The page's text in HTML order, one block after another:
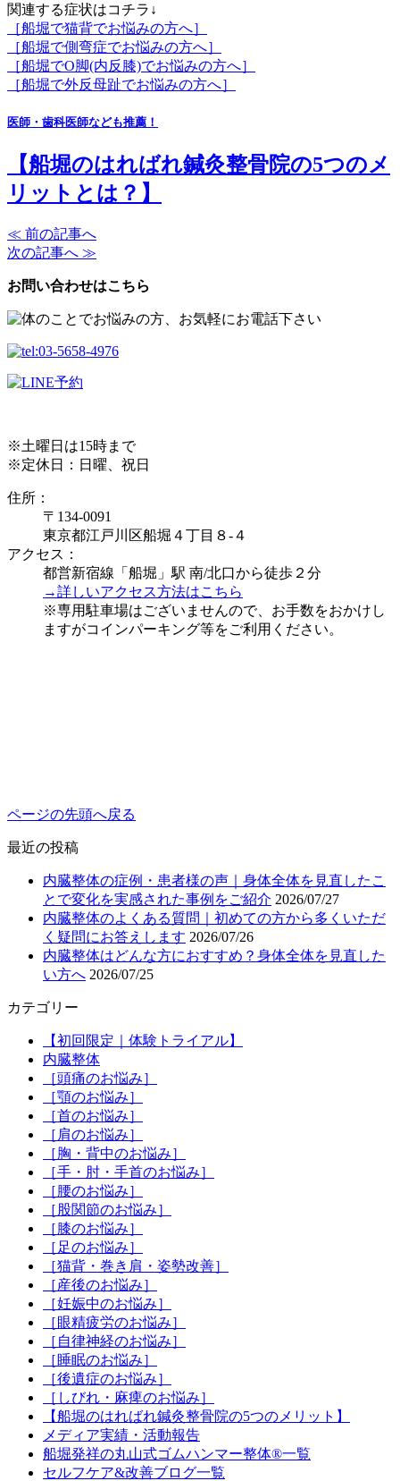
関連する症状はコチラ↓
［船堀で猫背でお悩みの方へ］
［船堀で側弯症でお悩みの方へ］
［船堀でO脚(内反膝)でお悩みの方へ］
［船堀で外反母趾でお悩みの方へ］
医師・歯科医師なども推薦！
【船堀のはればれ鍼灸整骨院の5つのメ
リットとは？】
≪ 前の記事へ
次の記事へ ≫
お問い合わせはこちら
※土曜日は15時まで
※定休日：日曜、祝日
住所：
〒134-0091
東京都江戸川区船堀４丁目８-４
アクセス：
都営新宿線「船堀」駅 南/北口から徒歩２分
→詳しいアクセス方法はこちら
※専用駐車場はございませんので、お手数をおかけし
ますがコインパーキング等をご利用ください。
ページの先頭へ戻る
最近の投稿
内臓整体の症例・患者様の声｜身体全体を見直したこ
とで変化を実感された事例をご紹介 2026/07/27
内臓整体のよくある質問｜初めての方から多くいただ
く疑問にお答えします 2026/07/26
内臓整体はどんな方におすすめ？身体全体を見直した
い方へ 2026/07/25
カテゴリー
【初回限定｜体験トライアル】
内臓整体
［頭痛のお悩み］
［顎のお悩み］
［首のお悩み］
［肩のお悩み］
［胸・背中のお悩み］
［手・肘・手首のお悩み］
［腰のお悩み］
［股関節のお悩み］
［膝のお悩み］
［足のお悩み］
［猫背・巻き肩・姿勢改善］
［産後のお悩み］
［妊娠中のお悩み］
［眼精疲労のお悩み］
［自律神経のお悩み］
［睡眠のお悩み］
［後遺症のお悩み］
［しびれ・麻痺のお悩み］
【船堀のはればれ鍼灸整骨院の5つのメリット】
メディア実績・活動報告
船堀発祥の丸山式ゴムハンマー整体®︎一覧
セルフケア&改善ブログ一覧